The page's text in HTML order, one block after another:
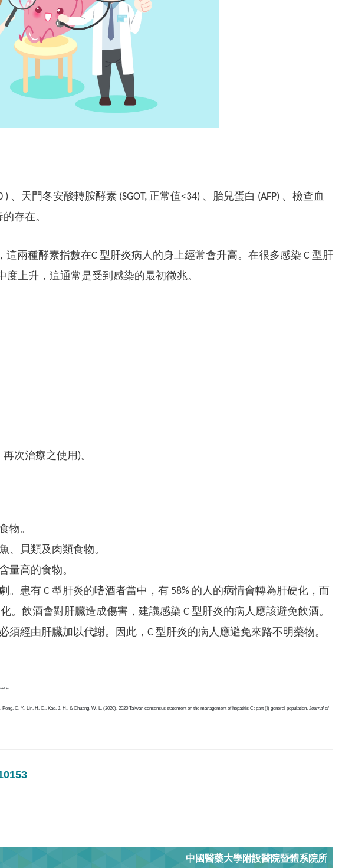
、天門冬安酸轉胺酵素 (SGOT, 正常值<34) 、胎兒蛋白 (AFP) 、檢查血
存在。
這兩種酵素指數在C 型肝炎病人的身上經常會升高。在很多感染 C 型肝
上升，這通常是受到感染的最初徵兆。
次治療之使用)。​
物。
、貝類及肉類食物。
量高的食物。
。患有 C 型肝炎的嗜酒者當中，有 58% 的人的病情會轉為肝硬化，而
。飲酒會對肝臟造成傷害，建議感染 C 型肝炎的病人應該避免飲酒。
經由肝臟加以代謝。因此，C 型肝炎的病人應避免來路不明藥物。
C. Y., Lin, H. C., Kao, J. H., & Chuang, W. L. (2020). 2020 Taiwan consensus statement on the management of hepatitis C: part (I) general population. Journal of
中國醫藥大學附設醫院暨體系院所